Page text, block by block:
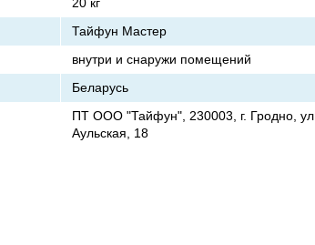
Тайфун Мастер
внутри и снаружи помещений
Беларусь
ПТ ООО "Тайфун", 230003, г. Гродно, ул.
Аульская, 18